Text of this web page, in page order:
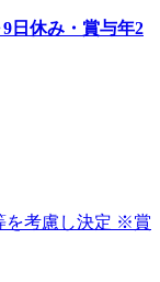
日休み・賞与年2
を考慮し決定 ※賞